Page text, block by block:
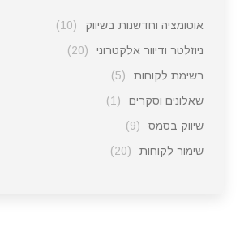
אוטומציה וחדשנות בשיווק
(10)
ניוזלטר ודיוור אלקטרוני
(20)
רשימת לקוחות
(5)
שאלונים וסקרים
(1)
שיווק בסמס
(9)
שימור לקוחות
(20)